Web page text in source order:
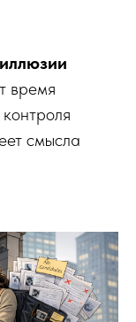
время
смысла